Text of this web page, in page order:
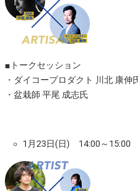
■トークセッション
・ダイコープロダクト 川北 康伸
・盆栽師 平尾 成志氏
1月23日(日) 14:00～15:00